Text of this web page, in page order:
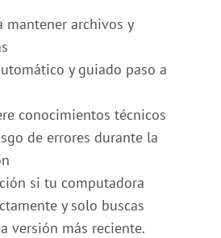
mantener archivos y
y guiado paso a
conocimientos técnicos
de errores durante la
si tu computadora
y solo buscas
versión más reciente.